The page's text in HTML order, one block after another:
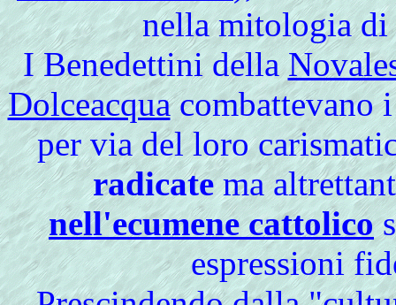
nella mitologia
I Benedettini della
Dolceacquacombattevano i
per via del loro
radicatema
nell'ecumene cattolico
espressioni